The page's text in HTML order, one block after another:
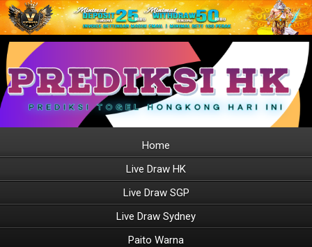
Home
Live Draw HK
Live Draw SGP
Live Draw Sydney
Paito Warna